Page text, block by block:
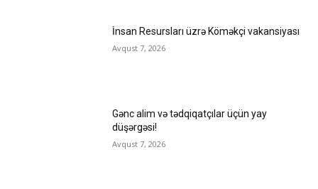
İnsan Resursları üzrə Köməkçi vakansiyası
Avqust 7, 2026
Gənc alim və tədqiqatçılar üçün yay
düşərgəsi!
Avqust 7, 2026